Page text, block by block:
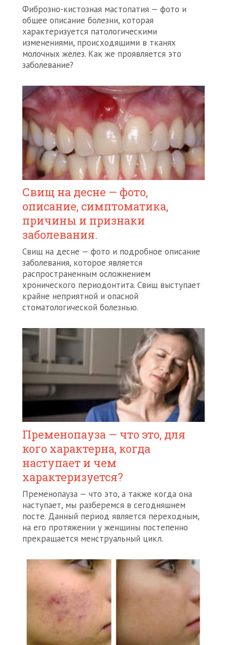
Фиброзно-кистозная мастопатия — фото и
общее описание болезни, которая
характеризуется патологическими
изменениями, происходящими в тканях
молочных желез. Как же проявляется это
заболевание?
Свищ на десне — фото,
описание, симптоматика,
причины и признаки
заболевания.
Свищ на десне — фото и подробное описание
заболевания, которое является
распространенным осложнением
хронического периодонтита. Свищ выступает
крайне неприятной и опасной
стоматологической болезнью.
Пременопауза — что это, для
кого характерна, когда
наступает и чем
характеризуется?
Пременопауза — что это, а также когда она
наступает, мы разберемся в сегодняшнем
посте. Данный период является переходным,
на его протяжении у женщины постепенно
прекращается менструальный цикл.